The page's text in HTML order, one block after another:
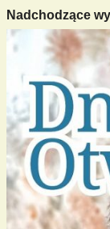
Nadchodzące